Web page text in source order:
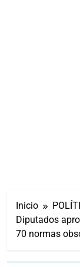
Inicio
Diputados
70 normas